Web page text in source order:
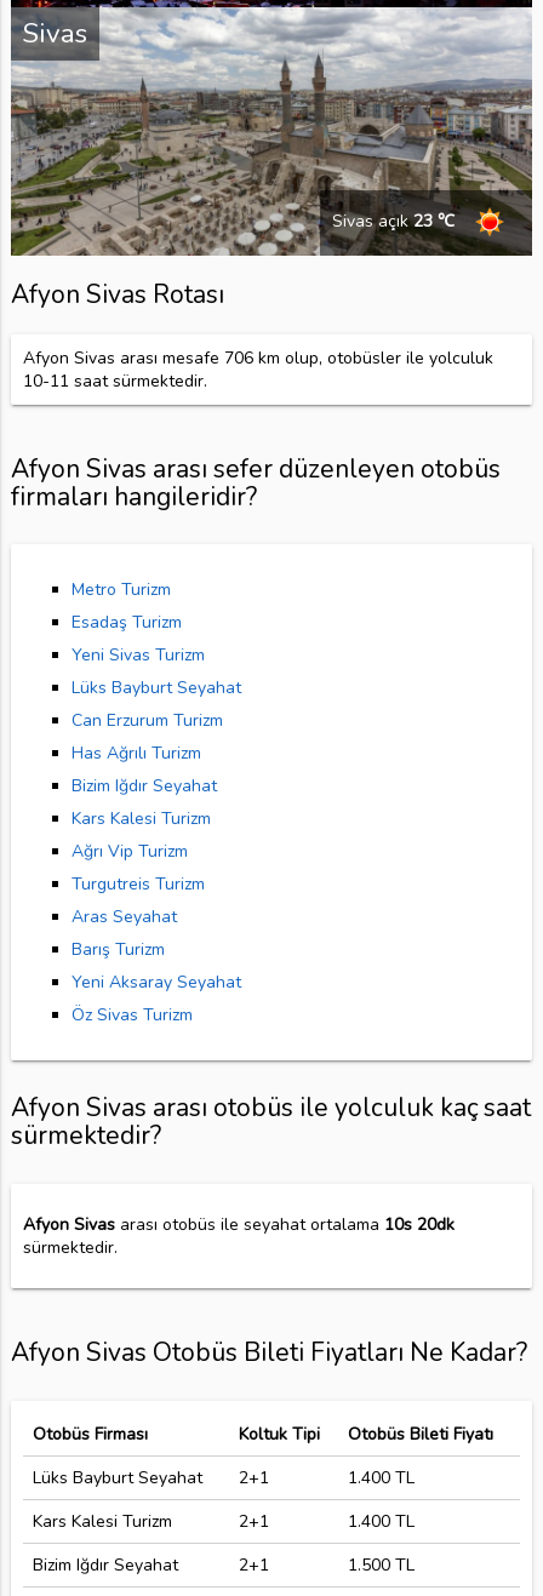
Sivas
Sivas açık23 ℃
Afyon Sivas Rotası
Afyon Sivas arası mesafe 706 km olup, otobüsler ile yolculuk
10-11 saat sürmektedir.
Afyon Sivas arası sefer düzenleyen otobüs
firmaları hangileridir?
Metro Turizm
Esadaş Turizm
Yeni Sivas Turizm
Lüks Bayburt Seyahat
Can Erzurum Turizm
Has Ağrılı Turizm
Bizim Iğdır Seyahat
Kars Kalesi Turizm
Ağrı Vip Turizm
Turgutreis Turizm
Aras Seyahat
Barış Turizm
Yeni Aksaray Seyahat
Öz Sivas Turizm
Afyon Sivas arası otobüs ile yolculuk kaç saat
sürmektedir?
Afyon Sivasarası otobüs ile seyahat ortalama 10s 20dk
sürmektedir.
Afyon Sivas Otobüs Bileti Fiyatları Ne Kadar?
Otobüs Firması Koltuk Tipi
Otobüs Bileti Fiyatı
Lüks Bayburt Seyahat
2+1
1.400 TL
Kars Kalesi Turizm
2+1
1.400 TL
Bizim Iğdır Seyahat
2+1
1.500 TL